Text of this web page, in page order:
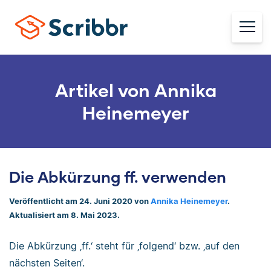
Artikel von Annika
Heinemeyer
Die Abkürzung ff. verwenden
Veröffentlicht am 24. Juni 2020 von Annika Heinemeyer.
Aktualisiert am 8. Mai 2023.
Die Abkürzung ‚ff.‘ steht für ‚folgend‘ bzw. ‚auf den
nächsten Seiten‘.